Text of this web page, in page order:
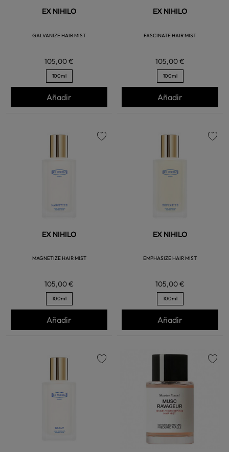
EX NIHILO
GALVANIZE HAIR MIST
105,00 €
100ml
Añadir
EX NIHILO
FASCINATE HAIR MIST
105,00 €
100ml
Añadir
EX NIHILO
MAGNETIZE HAIR MIST
105,00 €
100ml
Añadir
EX NIHILO
EMPHASIZE HAIR MIST
105,00 €
100ml
Añadir